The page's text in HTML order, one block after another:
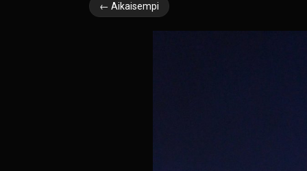
← Aikaisempi